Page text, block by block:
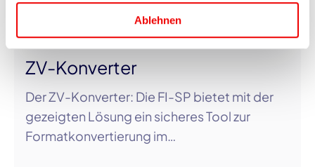
Ablehnen
06.10.2025
ZV-Konverter
Der ZV-Konverter: Die FI-SP bietet mit der
gezeigten Lösung ein sicheres Tool zur
Formatkonvertierung im…